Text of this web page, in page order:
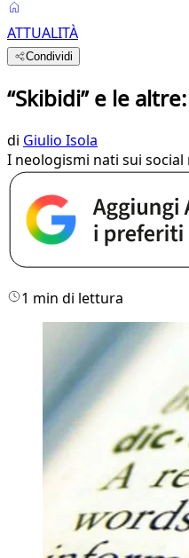
ATTUALITÀ
Condividi
“Skibidi” e le
di Giulio Isola
I neologismi nati sui
1 min di lettura